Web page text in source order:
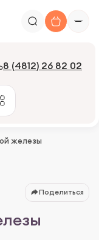
8 (4812) 26 82 02
железы
Поделиться